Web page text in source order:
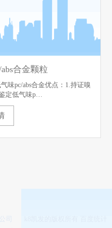
合金颗粒
味pc/abs合金优点：1.持证嗅
定低气味p…
司